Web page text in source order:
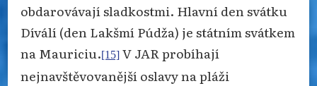
obdarovávají sladkostmi. Hlavní den svátku
Díválí (den Lakšmí Púdža) je státním svátkem
na Mauriciu.[15] V JAR probíhají
nejnavštěvovanější oslavy na pláži